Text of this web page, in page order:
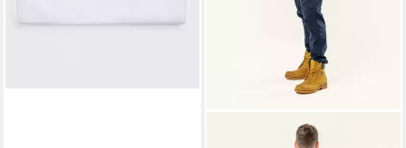
LIVING CRAFTS